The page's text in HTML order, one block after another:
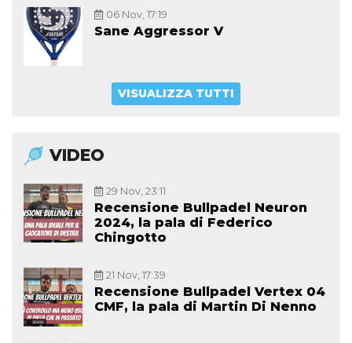
06 Nov, 17:19
Sane Aggressor V
VISUALIZZA TUTTI
VIDEO
29 Nov, 23:11
Recensione Bullpadel Neuron
2024, la pala di Federico
Chingotto
21 Nov, 17:39
Recensione Bullpadel Vertex 04
CMF, la pala di Martin Di Nenno